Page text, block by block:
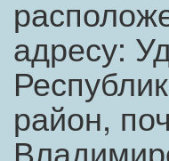
адресу:
район,